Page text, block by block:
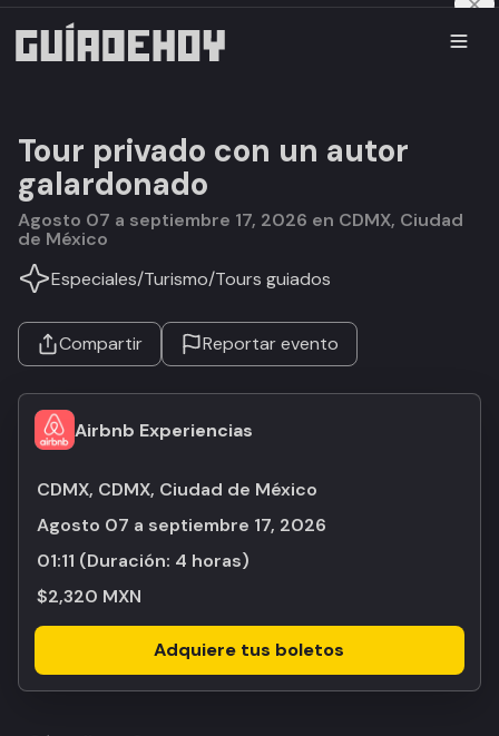
Tour privado con un autor
galardonado
agosto 07 a septiembre 17, 2026 en CDMX, Ciudad
de México
Especiales/Turismo/Tours guiados
Compartir Reportar evento
Airbnb Experiencias
CDMX, CDMX, Ciudad de México
agosto 07 a septiembre 17, 2026
01:11 (Duración: 4 horas)
$2,320 MXN
Adquiere tus boletos